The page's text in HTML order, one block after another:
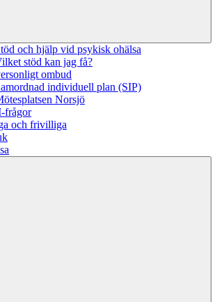
och hjälp vid psykisk ohälsa
stöd kan jag få?
ombud
individuell plan (SIP)
Norsjö
frågor
och frivilliga